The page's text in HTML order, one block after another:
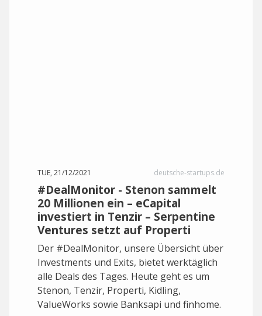
TUE, 21/12/2021 deutsche-startups.de
#DealMonitor - Stenon sammelt
20 Millionen ein – eCapital
investiert in Tenzir – Serpentine
Ventures setzt auf Properti
Der #DealMonitor, unsere Übersicht über
Investments und Exits, bietet werktäglich
alle Deals des Tages. Heute geht es um
Stenon, Tenzir, Properti, Kidling,
ValueWorks sowie Banksapi und finhome.